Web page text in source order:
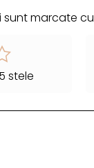
sunt marcate cu
stele